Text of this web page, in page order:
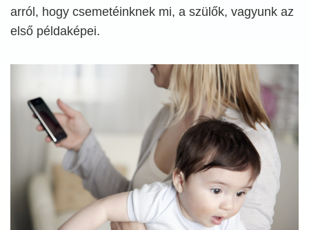
arról, hogy csemetéinknek mi, a szülők, vagyunk az
első példaképei.